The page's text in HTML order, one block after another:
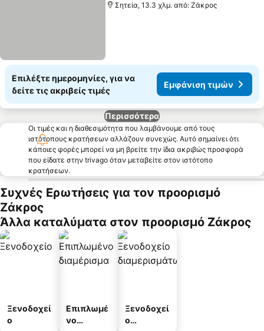
Σητεία, 13.3 χλμ. από: Ζάκρος
Επιλέξτε ημερομηνίες, για να
δείτε τις ακριβείς τιμές
Εμφάνιση τιμών
Περισσότερα
Οι τιμές και η διαθεσιμότητα που λαμβάνουμε από τους
ιστότοπους κρατήσεων αλλάζουν συνεχώς. Αυτό σημαίνει ότι
κάποιες φορές μπορεί να μη βρείτε την ίδια ακριβώς προσφορά
που είδατε στην trivago όταν μεταβείτε στον ιστότοπο
κρατήσεων.
Συχνές Ερωτήσεις για τον προορισμό
Ζάκρος
Άλλα καταλύματα στον προορισμό Ζάκρος
Ξενοδοχεί
ο
Επιπλωμέ
νο
Ξενοδοχεί
ο